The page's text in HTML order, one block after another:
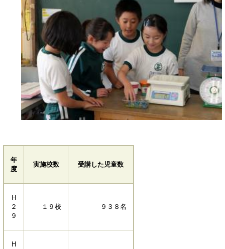
年
度
実施校数 受講した児童数
H
２
９
１９校 ９３８名
H